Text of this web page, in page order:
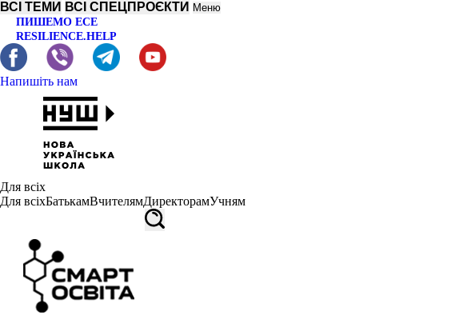
ВСІ ТЕМИ ВСІ СПЕЦПРОЄКТИ Меню
ПИШЕМО ЕСЕ
RESILIENCE.HELP
Напишіть нам
Для всіх
Для всіхБатькамВчителямДиректорамУчням